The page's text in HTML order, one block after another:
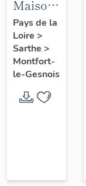
Maisons
du
bourg
de
Montfort-
le-
Gesnois
Pays de la
Loire >
Sarthe >
Montfort-
le-Gesnois